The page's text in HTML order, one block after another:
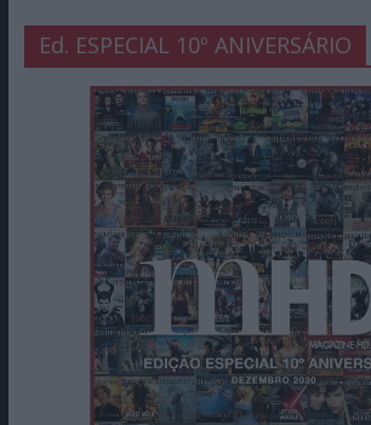
Ed. ESPECIAL 10º ANIVERSÁRIO